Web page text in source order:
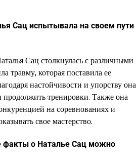
Сац испытывала на своем пути
Сац столкнулась с различными
травму, которая поставила ее
настойчивости и упорству она
продолжить тренировки. Также она
на соревнованиях и
свое мастерство.
факты о Наталье Сац можно